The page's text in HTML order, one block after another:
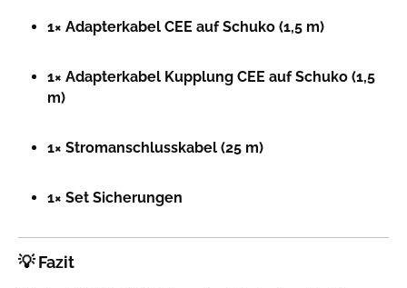
1× Adapterkabel CEE auf Schuko (1,5 m)
1× Adapterkabel Kupplung CEE auf Schuko (1,5
m)
1× Stromanschlusskabel (25 m)
1× Set Sicherungen
💡Fazit